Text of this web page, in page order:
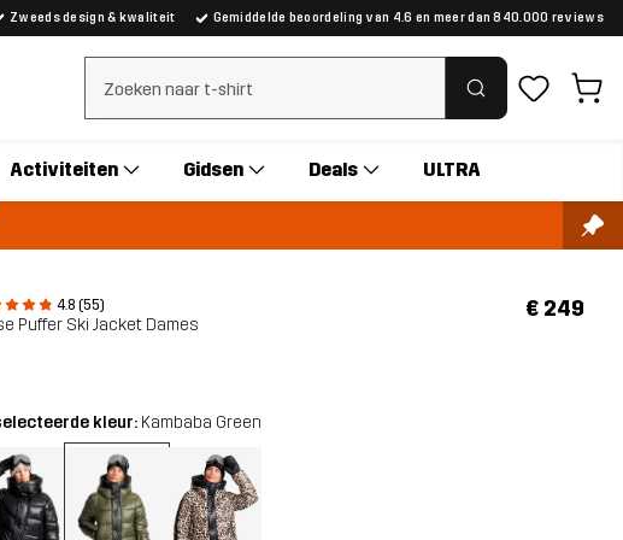
Zweeds design & kwaliteit Gemiddelde beoordeling van 4.6 en meer dan 840.000 reviews
Zoeken wissen
Activiteiten Gidsen Deals ULTRA
4.8 (55)
Puffer Ski Jacket Dames
€ 249
kleur: Kambaba Green